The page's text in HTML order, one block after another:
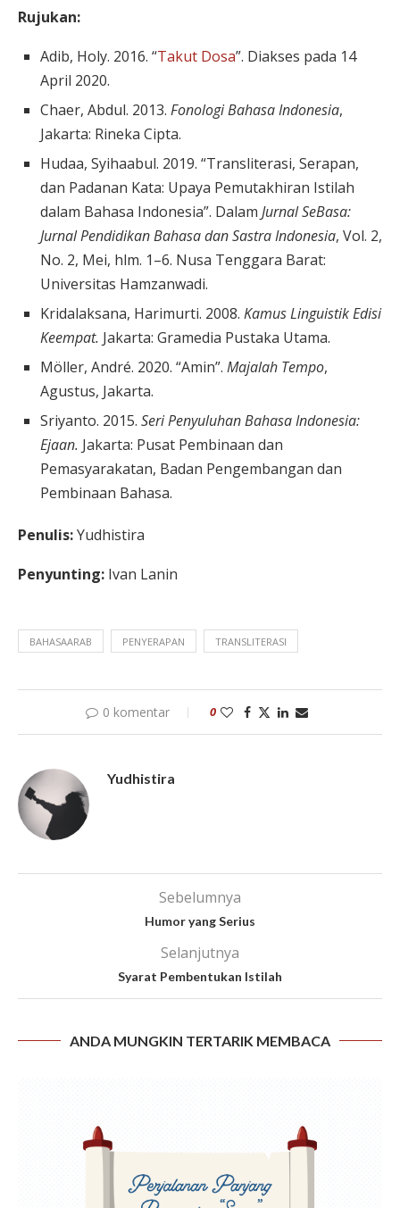
Rujukan:
Adib, Holy. 2016. “Takut Dosa”. Diakses pada 14
April 2020.
Chaer, Abdul. 2013. Fonologi Bahasa Indonesia,
Jakarta: Rineka Cipta.
Hudaa, Syihaabul. 2019. “Transliterasi, Serapan,
dan Padanan Kata: Upaya Pemutakhiran Istilah
dalam Bahasa Indonesia”. Dalam Jurnal SeBasa:
Jurnal Pendidikan Bahasa dan Sastra Indonesia, Vol. 2,
No. 2, Mei, hlm. 1–6. Nusa Tenggara Barat:
Universitas Hamzanwadi.
Kridalaksana, Harimurti. 2008. Kamus Linguistik Edisi
Keempat. Jakarta: Gramedia Pustaka Utama.
Möller, André. 2020. “Amin”. Majalah Tempo,
Agustus, Jakarta.
Sriyanto. 2015. Seri Penyuluhan Bahasa Indonesia:
Ejaan. Jakarta: Pusat Pembinaan dan
Pemasyarakatan, Badan Pengembangan dan
Pembinaan Bahasa.
Penulis:Yudhistira
Penyunting: Ivan Lanin
BAHASAARAB PENYERAPAN TRANSLITERASI
0 komentar 0
Yudhistira
Sebelumnya
Humor yang Serius
Selanjutnya
Syarat Pembentukan Istilah
ANDA MUNGKIN TERTARIK MEMBACA